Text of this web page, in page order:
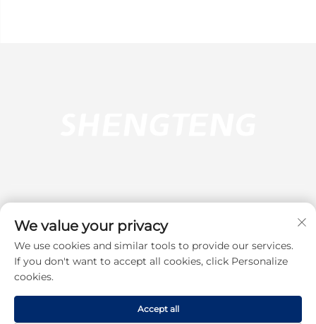
Абонирай се
Copyright © 2025 Dongguan Shengteng Plastic Hardware Products
We value your privacy
We use cookies and similar tools to provide our services.
If you don't want to accept all cookies, click Personalize
cookies.
Accept all